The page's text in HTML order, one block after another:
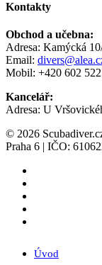
Kontakty
Obchod a učebna:
Adresa: Kamýcká
Email:
Mobil: +420 602
Kancelář:
Adresa: U
© 2026
Praha 6 | IČO:
Menu
Úvod